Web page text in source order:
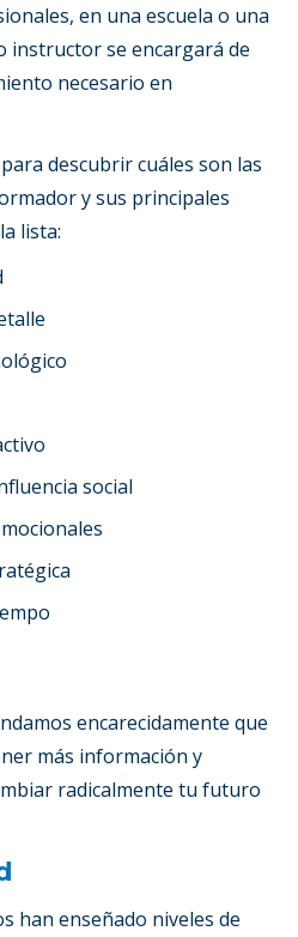
en una escuela o una
instructor se encargará de
necesario en
descubrir cuáles son las
y sus principales
lista:
social
encarecidamente que
más información y
radicalmente tu futuro
han enseñado niveles de